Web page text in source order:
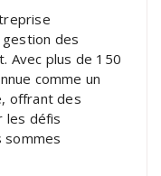
des
Avec plus de 150
comme un
offrant des
les défis
sommes